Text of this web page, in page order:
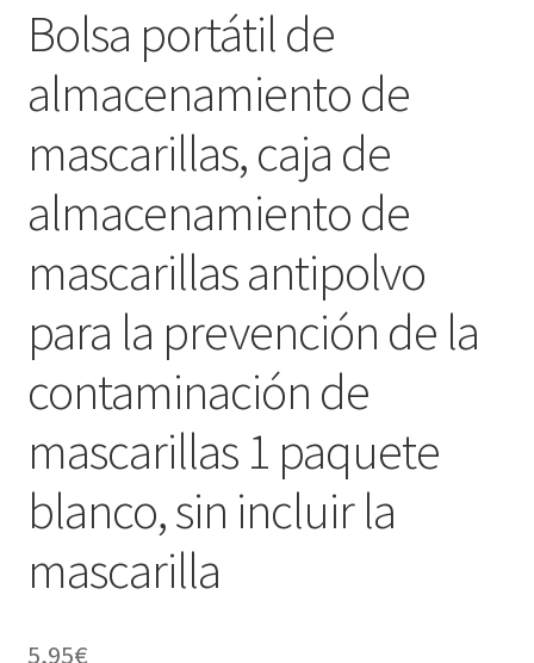
Bolsa portátil de
almacenamiento de
mascarillas, caja de
almacenamiento de
mascarillas antipolvo
para la prevención de la
contaminación de
mascarillas 1 paquete
blanco, sin incluir la
mascarilla
5,95€